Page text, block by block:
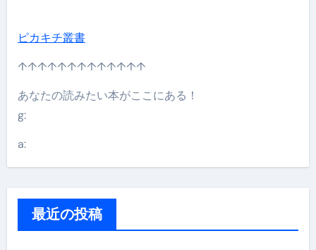
ピカキチ叢書
↑↑↑↑↑↑↑↑↑↑↑↑↑
あなたの読みたい本がここにある！
g:
a:
最近の投稿